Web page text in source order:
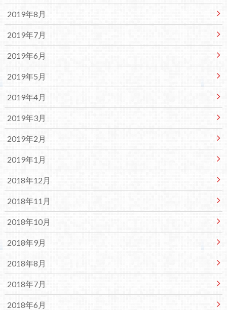
2019年8月
2019年7月
2019年6月
2019年5月
2019年4月
2019年3月
2019年2月
2019年1月
2018年12月
2018年11月
2018年10月
2018年9月
2018年8月
2018年7月
2018年6月